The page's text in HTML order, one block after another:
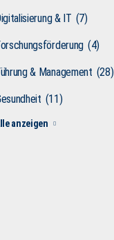
& IT (7)
(4)
& Management (28)
(11)
anzeigen